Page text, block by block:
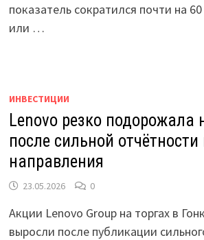
показатель сократился почти на
или …
ИНВЕСТИЦИИ
Lenovo резко подорожала
после сильной
направления
23.05.2026 0
Акции Lenovo Group на торгах в
выросли после публикации